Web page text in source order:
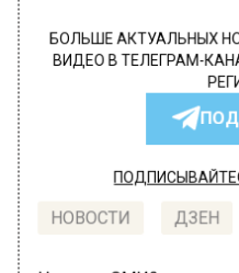
БОЛЬШЕ АКТУАЛЬНЫХ
ВИДЕО В ТЕЛЕГРАМ-
НОВОСТИ ДЗЕН